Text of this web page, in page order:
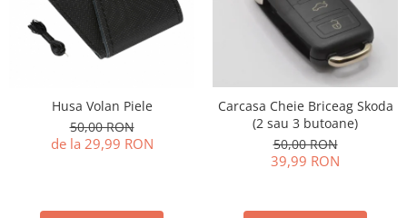
Husa Volan Piele
50,00 RON
de la 29,99 RON
Carcasa Cheie Briceag Skoda
(2 sau 3 butoane)
50,00 RON
39,99 RON